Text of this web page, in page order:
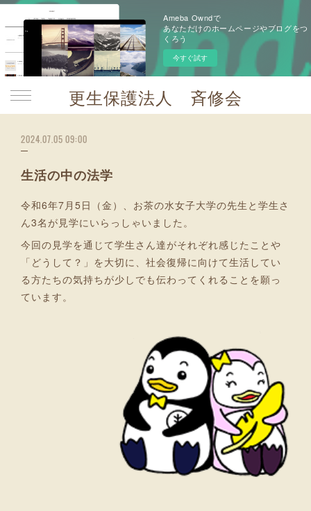
Ameba Owndで
あなただけのホームページやブログをつ
くろう
今すぐ試す
更生保護法人 斉修会
2024.07.05 09:00
生活の中の法学
令和6年7月5日（金）、お茶の水女子大学の先生と学生さ
ん3名が見学にいらっしゃいました。
今回の見学を通じて学生さん達がそれぞれ感じたことや
「どうして？」を大切に、社会復帰に向けて生活してい
る方たちの気持ちが少しでも伝わってくれることを願っ
ています。